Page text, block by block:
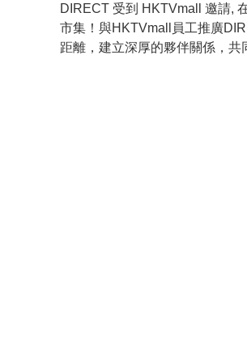
DIRECT 受到 HKTVmall 邀請,
市集！與HKTVmall員工推廣
距離，建立深厚的夥伴關係，共